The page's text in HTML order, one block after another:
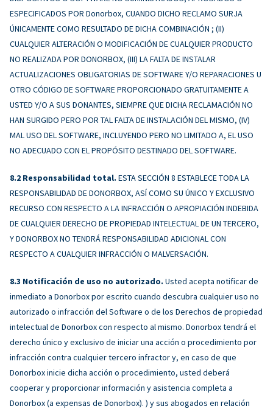
ESPECIFICADOS POR Donorbox, CUANDO DICHO RECLAMO SURJA
ÚNICAMENTE COMO RESULTADO DE DICHA COMBINACIÓN ; (II)
CUALQUIER ALTERACIÓN O MODIFICACIÓN DE CUALQUIER PRODUCTO
NO REALIZADA POR DONORBOX, (III) LA FALTA DE INSTALAR
ACTUALIZACIONES OBLIGATORIAS DE SOFTWARE Y/O REPARACIONES U
OTRO CÓDIGO DE SOFTWARE PROPORCIONADO GRATUITAMENTE A
USTED Y/O A SUS DONANTES, SIEMPRE QUE DICHA RECLAMACIÓN NO
HAN SURGIDO PERO POR TAL FALTA DE INSTALACIÓN DEL MISMO, (IV)
MAL USO DEL SOFTWARE, INCLUYENDO PERO NO LIMITADO A, EL USO
NO ADECUADO CON EL PROPÓSITO DESTINADO DEL SOFTWARE.
Responsabilidad total. ESTA SECCIÓN 8 ESTABLECE TODA LA
RESPONSABILIDAD DE DONORBOX, ASÍ COMO SU ÚNICO Y EXCLUSIVO
RECURSO CON RESPECTO A LA INFRACCIÓN O APROPIACIÓN INDEBIDA
DE CUALQUIER DERECHO DE PROPIEDAD INTELECTUAL DE UN TERCERO,
Y DONORBOX NO TENDRÁ RESPONSABILIDAD ADICIONAL CON
RESPECTO A CUALQUIER INFRACCIÓN O MALVERSACIÓN.
Notificación de uso no autorizado. Usted acepta notificar de
inmediato a Donorbox por escrito cuando descubra cualquier uso no
autorizado o infracción del Software o de los Derechos de propiedad
intelectual de Donorbox con respecto al mismo. Donorbox tendrá el
derecho único y exclusivo de iniciar una acción o procedimiento por
infracción contra cualquier tercero infractor y, en caso de que
Donorbox inicie dicha acción o procedimiento, usted deberá
cooperar y proporcionar información y asistencia completa a
Donorbox (a expensas de Donorbox). ) y sus abogados en relación